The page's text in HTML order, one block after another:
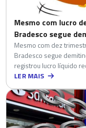
Mesmo com lucro
Bradesco segue
Mesmo com dez
Bradesco segue
registrou lucro líquido
LER MAIS